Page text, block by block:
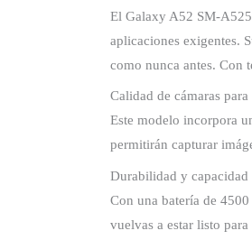
El Galaxy A52 SM-
aplicaciones exigentes.
como nunca antes. Con
Calidad de cámaras
Este modelo incorpora
permitirán capturar
Durabilidad y capacidad
Con una batería de
vuelvas a estar listo